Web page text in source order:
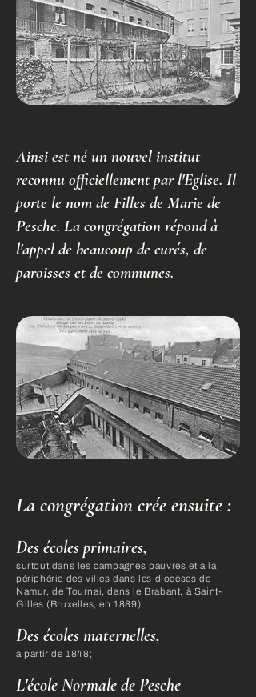
Ainsi est né un nouvel institut
reconnu officiellement par l'Eglise. Il
porte le nom de Filles de Marie de
Pesche. La congrégation répond à
l'appel de beaucoup de curés, de
paroisses et de communes.
La congrégation crée ensuite :​
Des écoles primaires,
surtout dans les campagnes pauvres et à la
périphérie des villes dans les diocèses de
Namur, de Tournai, dans le Brabant, à Saint-
Gilles (Bruxelles, en 1889);
Des écoles maternelles,
à partir de 1848;
L'école Normale de Pesche